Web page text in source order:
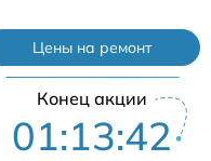
Цены на ремонт
Конец акции
01:13:41